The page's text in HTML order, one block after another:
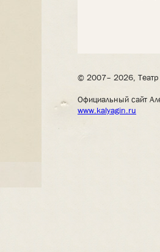
© 2007– 2026, Театр
Официальный сайт
www.kalyagin.ru